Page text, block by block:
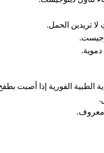
تريدين الحمل.
الطبية الفورية إذا أصبت
معروف.